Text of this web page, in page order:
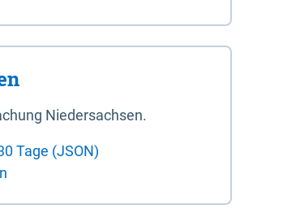
Niedersachsen.
Tage (JSON)